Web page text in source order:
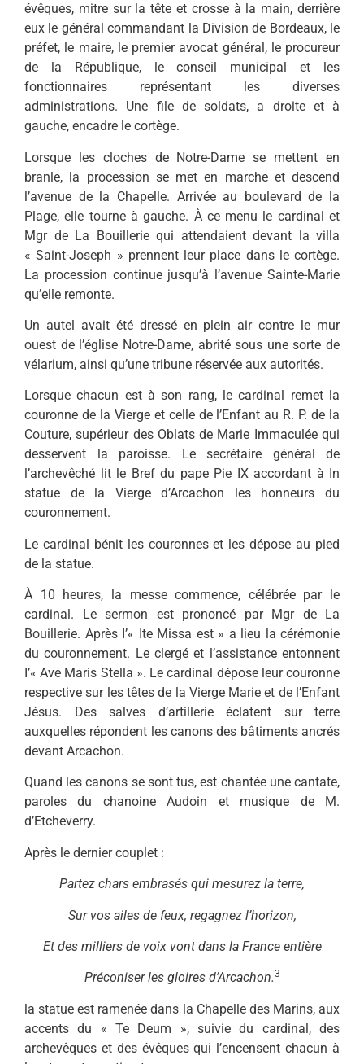
évêques, mitre sur la tête et crosse à la main, derrière
eux le général commandant la Division de Bor­deaux, le
préfet, le maire, le premier avocat général, le procureur
de la République, le conseil muni­cipal et les
fonctionnaires repré­sentant les diverses
administrations. Une file de soldats, a droite et à
gauche, encadre le cortège.
Lorsque les cloches de Notre-Dame se mettent en
branle, la procession se met en marche et descend
l’avenue de la Chapelle. Arrivée au boulevard de la
Plage, elle tourne à gauche. À ce menu le cardinal et
Mgr de La Bouillerie qui attendaient devant la villa
« Saint-Joseph » prennent leur place dans le cortège.
La proces­sion continue jusqu’à l’avenue Sainte-Marie
qu’elle remonte.
Un autel avait été dressé en plein air contre le mur
ouest de l’église Notre-Dame, abrité sous une sorte de
vélarium, ainsi qu’une tribune réservée aux autorités.
Lorsque chacun est à son rang, le cardinal remet la
couronne de la Vierge et celle de l’Enfant au R. P. de la
Couture, supérieur des Oblats de Marie Immaculée qui
desservent la paroisse. Le secrétaire général de
l’archevêché lit le Bref du pape Pie IX accordant à In
statue de la Vierge d’Arcachon les honneurs du
couronnement.
Le cardinal bénit les couronnes et les dépose au pied
de la statue.
À 10 heures, la messe com­mence, célébrée par le
cardinal. Le sermon est prononcé par Mgr de La
Bouillerie. Après I’« Ite Missa est » a lieu la cérémonie
du couronnement. Le clergé et l’assistance entonnent
I’« Ave Maris Stella ». Le cardinal dépose leur couronne
respective sur les têtes de la Vierge Marie et de l’Enfant
Jésus. Des salves d’artil­lerie éclatent sur terre
auxquelles répondent les canons des bâti­ments ancrés
devant Arcachon.
Quand les canons se sont tus, est chantée une cantate,
paroles du chanoine Audoin et musique de M.
d’Etcheverry.
Après le dernier couplet :
Partez chars embrasés qui mesurez la terre,
Sur vos ailes de feux, regagnez l’horizon,
Et des milliers de voix vont dans la France entière
Préconiser les gloires d’Arcachon.3
la statue est ramenée dans la Chapelle des Marins, aux
accents du « Te Deum », suivie du cardi­nal, des
archevêques et des évê­ques qui l’encensent chacun à